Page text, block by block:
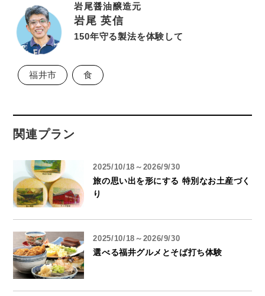
岩尾醤油醸造元
岩尾 英信
150年守る製法を体験して
福井市 食
関連プラン
2025/10/18～2026/9/30
旅の思い出を形にする 特別なお土産づく
り
2025/10/18～2026/9/30
選べる福井グルメとそば打ち体験